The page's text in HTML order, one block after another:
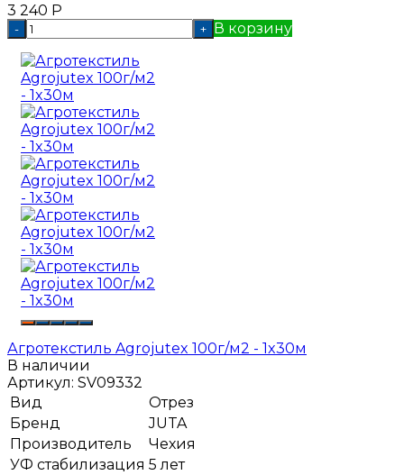
3 240 Р
- + В корзину
Агротекстиль Agrojutex 100г/м2 - 1x30м
В наличии
Артикул: SV09332
Вид
Отрез
Бренд
JUTA
Производитель
Чехия
УФ стабилизация 5 лет